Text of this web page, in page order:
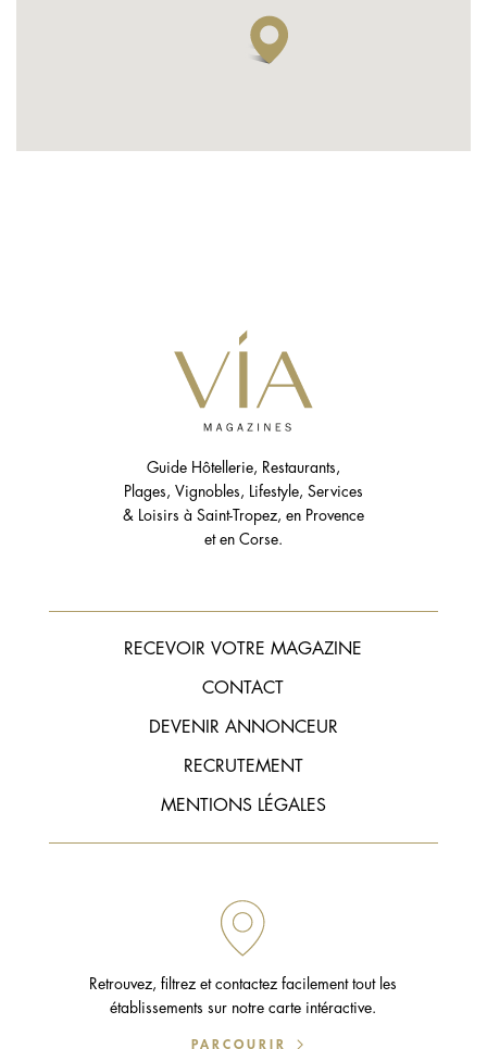
Guide Hôtellerie, Restaurants,
Plages, Vignobles, Lifestyle, Services
& Loisirs à Saint-Tropez, en Provence
et en Corse.
RECEVOIR VOTRE MAGAZINE
CONTACT
DEVENIR ANNONCEUR
RECRUTEMENT
MENTIONS LÉGALES
Retrouvez, filtrez et contactez facilement tout les
établissements sur notre carte intéractive.
PARCOURIR